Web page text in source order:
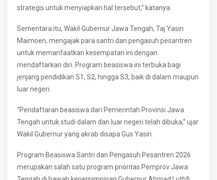
strategis untuk menyiapkan hal tersebut,” katanya.
Sementara itu, Wakil Gubernur Jawa Tengah, Taj Yasin
Maimoen, mengajak para santri dan pengasuh pesantren
untuk memanfaatkan kesempatan ini dengan
mendaftarkan diri. Program beasiswa ini terbuka bagi
jenjang pendidikan S1, S2, hingga S3, baik di dalam maupun
luar negeri.
“Pendaftaran beasiswa dari Pemerintah Provinsi Jawa
Tengah untuk studi dalam dan luar negeri telah dibuka,” ujar
Wakil Gubernur yang akrab disapa Gus Yasin.
Program Beasiswa Santri dan Pengasuh Pesantren 2026
merupakan salah satu program prioritas Pemprov Jawa